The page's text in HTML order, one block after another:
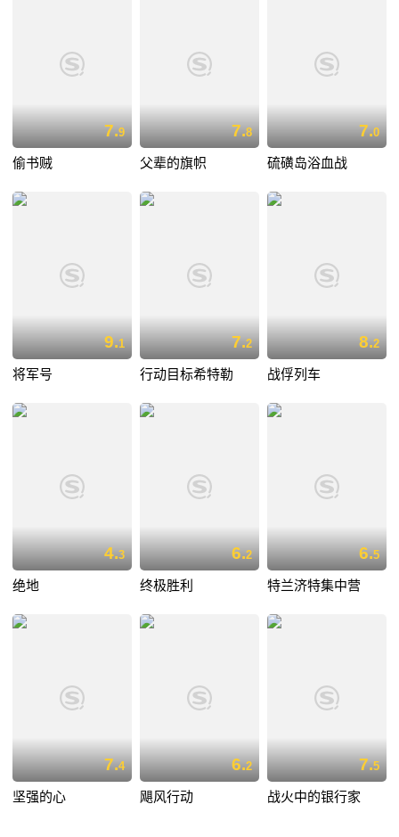
7.9
偷书贼
7.8
父辈的旗帜
7.0
硫磺岛浴血战
9.1
将军号
7.2
行动目标希特勒
8.2
战俘列车
4.3
绝地
6.2
终极胜利
6.5
特兰济特集中营
7.4
坚强的心
6.2
飓风行动
7.5
战火中的银行家